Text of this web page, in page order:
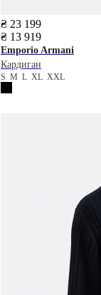
₴ 23 199
₴ 13 919
Emporio Armani
Кардиган
S M L XL XXL